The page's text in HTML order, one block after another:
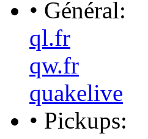
• Général:
ql.fr
qw.fr
quakelive
• Pickups: